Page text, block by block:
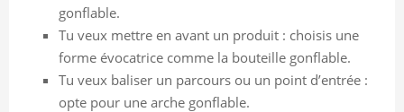
gonflable.
Tu veux mettre en avant un produit : choisis une
forme évocatrice comme la bouteille gonflable.
Tu veux baliser un parcours ou un point d’entrée :
opte pour une arche gonflable.